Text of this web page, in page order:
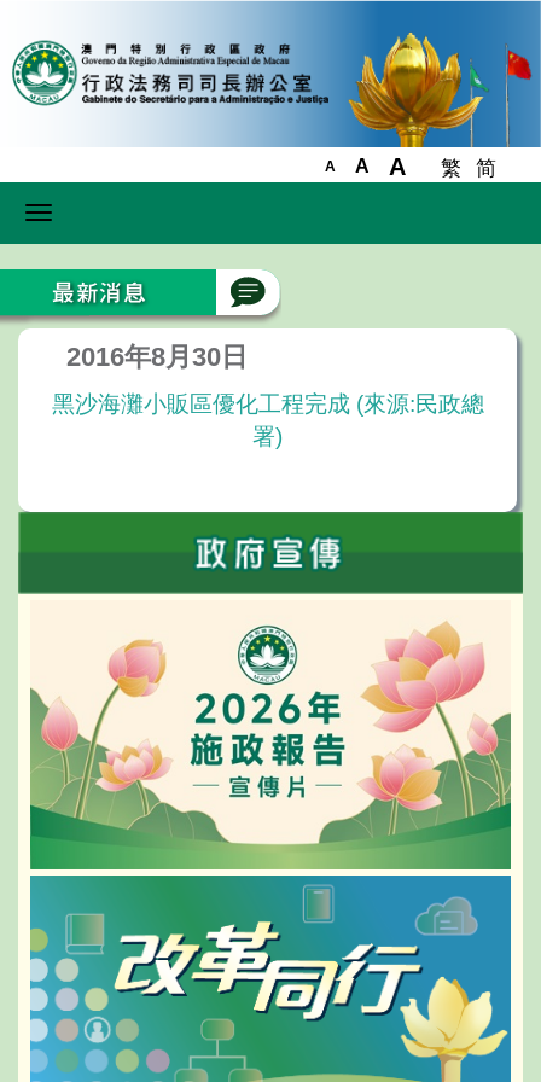
A A A 繁 简
Toggle
2016年8月30日
黑沙海灘小販區優化工程完成 (來源:民政總
署)